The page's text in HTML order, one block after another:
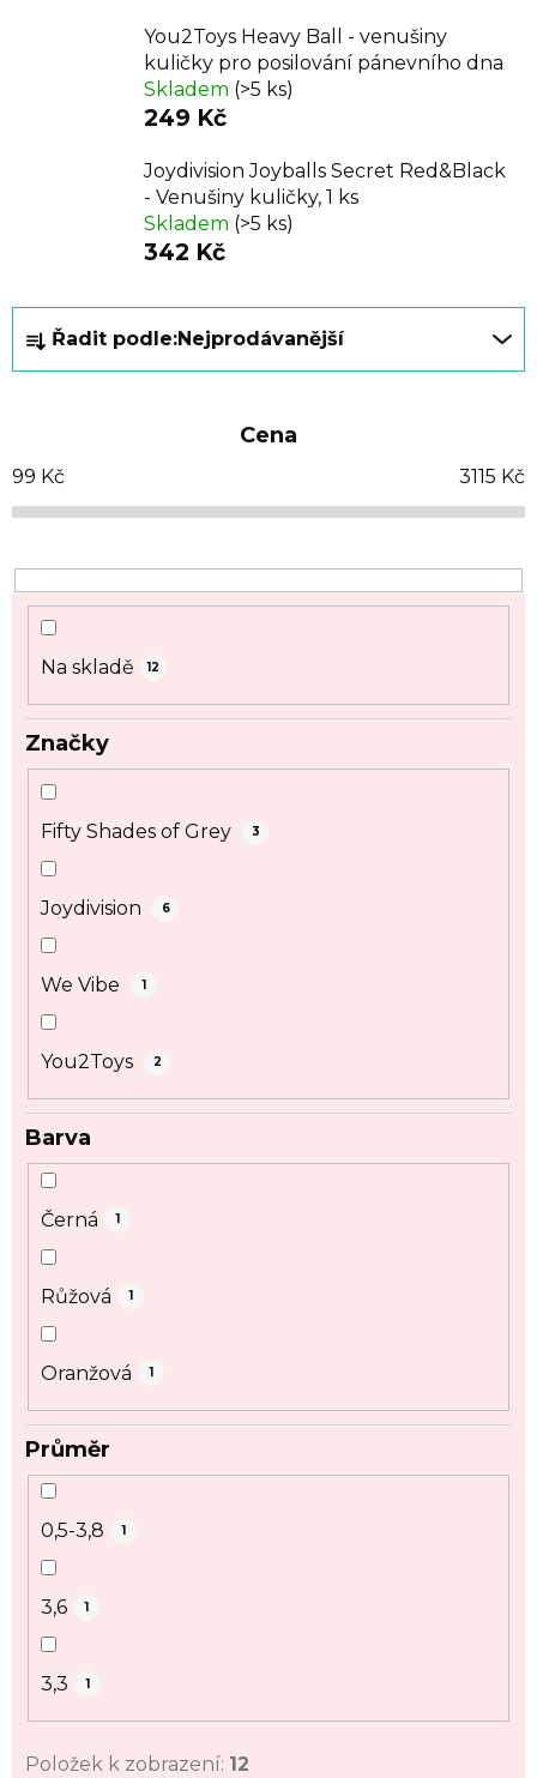
You2Toys Heavy Ball - venušiny
kuličky pro posilování pánevního dna
Skladem (>5 ks)
249 Kč
Joydivision Joyballs Secret Red&Black
- Venušiny kuličky, 1 ks
Skladem (>5 ks)
342 Kč
a
z
í
p
o
d
ů
Řadit podle:Nejprodávanější
Cena
99 Kč 3115 Kč
Na skladě 12
Značky
Fifty Shades of Grey 3
Joydivision 6
We Vibe 1
You2Toys 2
Barva
Černá 1
Růžová 1
Oranžová 1
Průměr
0,5-3,8 1
3,6 1
3,3 1
Položek k zobrazení: 12